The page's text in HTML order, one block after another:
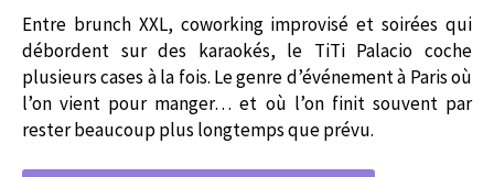
Entre brunch XXL, coworking improvisé et soirées qui
débordent sur des karaokés, le TiTi Palacio coche
plusieurs cases à la fois. Le genre d’événement à Paris où
l’on vient pour manger… et où l’on finit souvent par
rester beaucoup plus longtemps que prévu.